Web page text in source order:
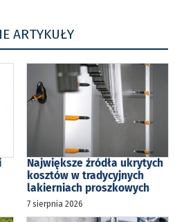
ARTYKUŁY
Największe źródła ukrytych
kosztów w tradycyjnych
lakierniach proszkowych
7 sierpnia 2026